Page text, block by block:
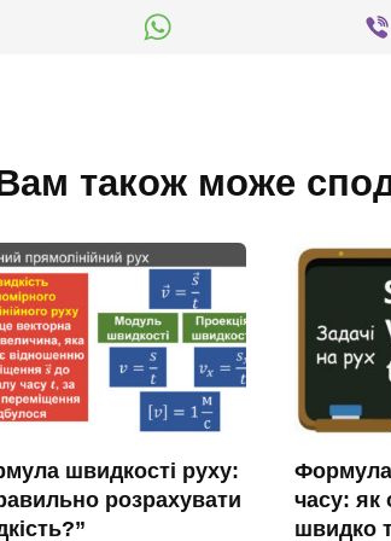
також може
швидкості руху:
розрахувати
часу: як
швидко